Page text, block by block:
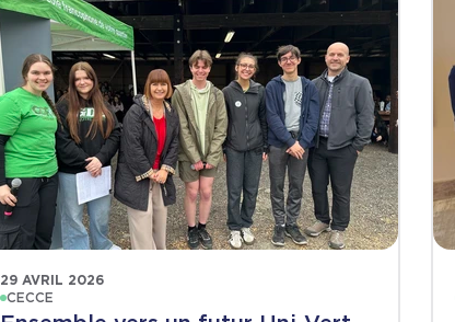
29 AVRIL 2026
CECCE